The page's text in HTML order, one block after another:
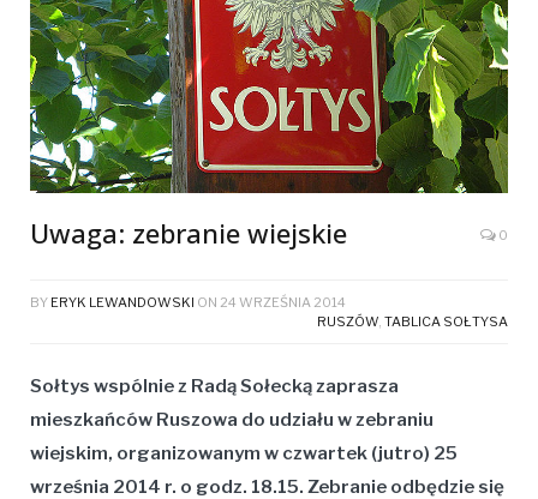
Uwaga: zebranie wiejskie 0
BY ERYK LEWANDOWSKI ON 24 WRZEŚNIA 2014
RUSZÓW TABLICA SOŁTYSA
Sołtys wspólnie z Radą Sołecką zaprasza
mieszkańców Ruszowa do udziału w zebraniu
wiejskim, organizowanym w czwartek (jutro) 25
września 2014 r. o godz. 18.15. Zebranie odbędzie się